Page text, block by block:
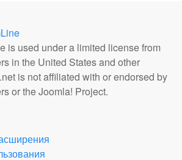
is used under a limited license from
in the United States and other
is not affiliated with or endorsed by
or the Joomla! Project.